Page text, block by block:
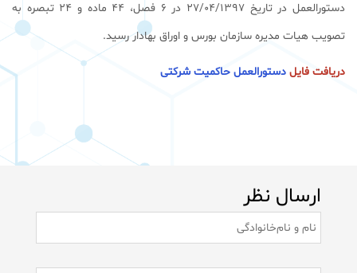
دستورالعمل در تاريخ 27/04/1397 در 6 فصل، 44 ماده و 24 تبصره به
تصويب هيات مديره سازمان بورس و اوراق بهادار رسيد.
دریافت فایل دستورالعمل حاکمیت شرکتی
ارسال نظر